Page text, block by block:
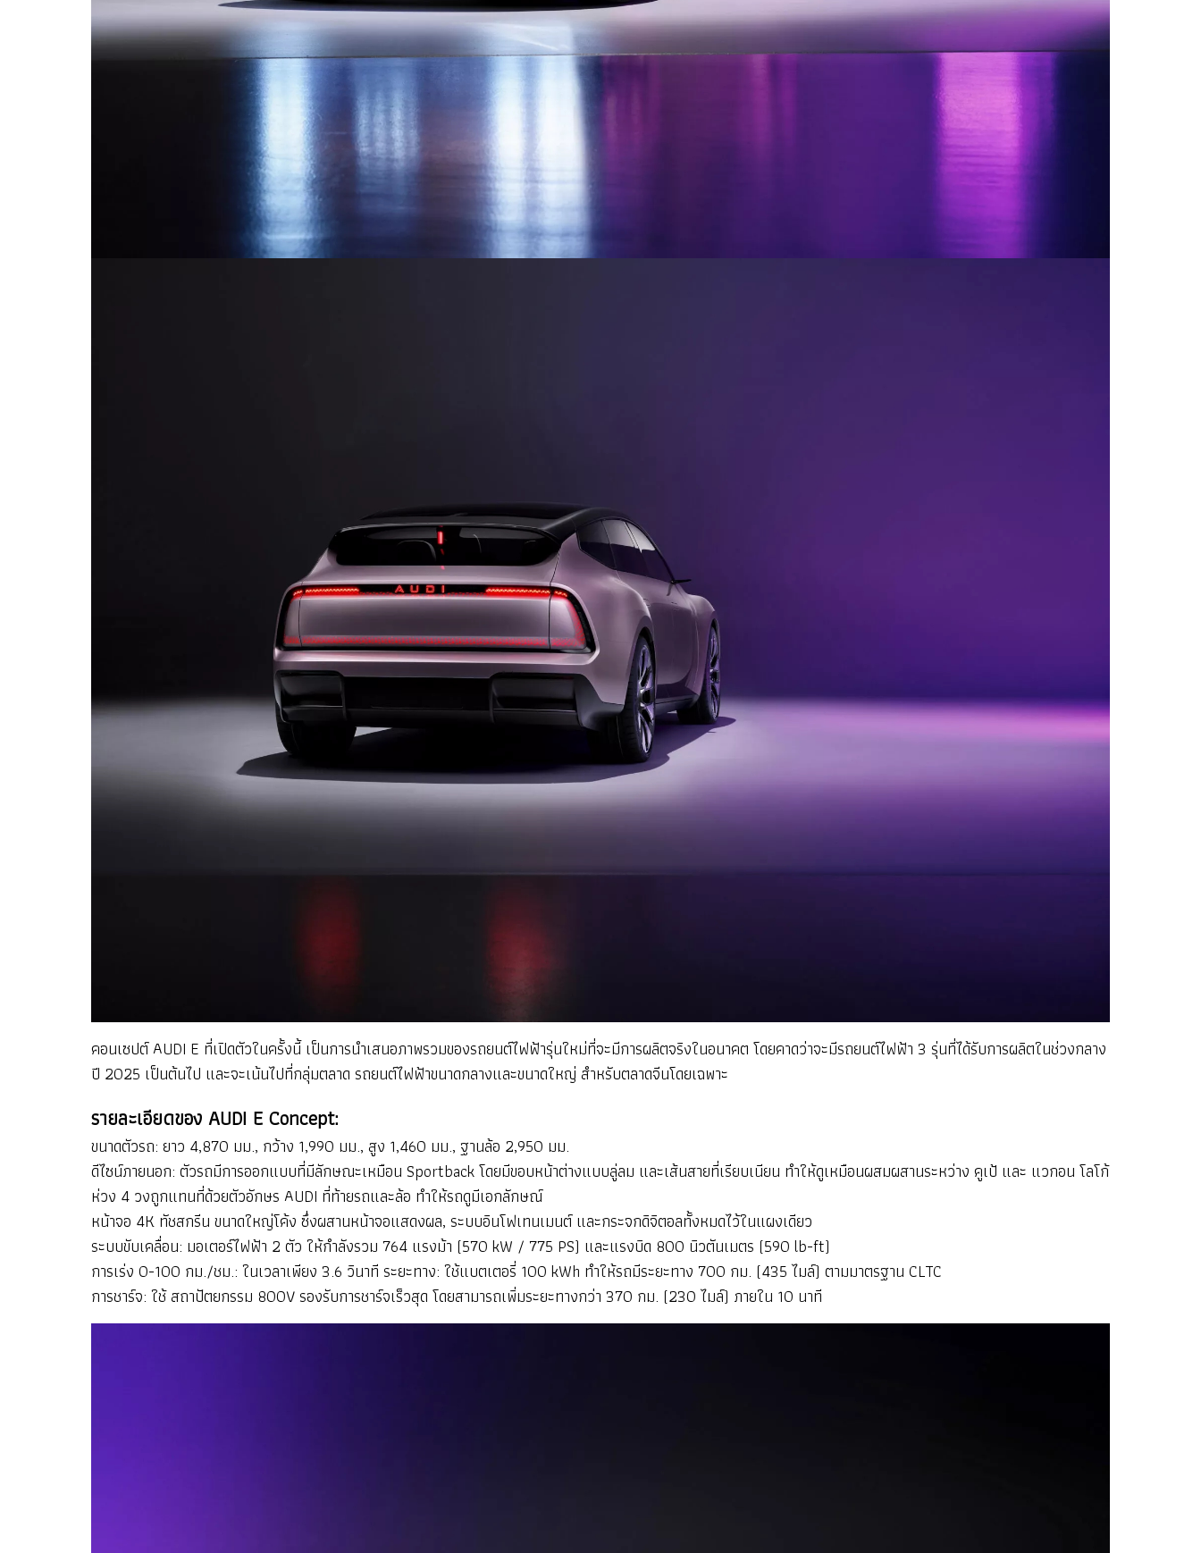
คอนเซปต์ AUDI E ที่เปิดตัวในครั้งนี้ เป็นการนำเสนอภาพรวมของรถยนต์ไฟฟ้ารุ่นใหม่ที่จะมีการผลิตจริงในอนาคต โดยคาดว่าจะมีรถยนต์ไฟฟ้า 3 รุ่นที่ได้รับการผลิตในช่วงกลาง
ปี 2025 เป็นต้นไป และจะเน้นไปที่กลุ่มตลาด รถยนต์ไฟฟ้าขนาดกลางและขนาดใหญ่ สำหรับตลาดจีนโดยเฉพาะ
รายละเอียดของ AUDI E Concept:
ขนาดตัวรถ: ยาว 4,870 มม., กว้าง 1,990 มม., สูง 1,460 มม., ฐานล้อ 2,950 มม.
ดีไซน์ภายนอก: ตัวรถมีการออกแบบที่มีลักษณะเหมือน Sportback โดยมีขอบหน้าต่างแบบลู่ลม และเส้นสายที่เรียบเนียน ทำให้ดูเหมือนผสมผสานระหว่าง คูเป้ และ แวกอน โลโก้
ห่วง 4 วงถูกแทนที่ด้วยตัวอักษร AUDI ที่ท้ายรถและล้อ ทำให้รถดูมีเอกลักษณ์
หน้าจอ 4K ทัชสกรีน ขนาดใหญ่โค้ง ซึ่งผสานหน้าจอแสดงผล, ระบบอินโฟเทนเมนต์ และกระจกดิจิตอลทั้งหมดไว้ในแผงเดียว
ระบบขับเคลื่อน: มอเตอร์ไฟฟ้า 2 ตัว ให้กำลังรวม 764 แรงม้า (570 kW / 775 PS) และแรงบิด 800 นิวตันเมตร (590 lb-ft)
การเร่ง 0-100 กม./ชม.: ในเวลาเพียง 3.6 วินาที ระยะทาง: ใช้แบตเตอรี่ 100 kWh ทำให้รถมีระยะทาง 700 กม. (435 ไมล์) ตามมาตรฐาน CLTC
การชาร์จ: ใช้ สถาปัตยกรรม 800V รองรับการชาร์จเร็วสุด โดยสามารถเพิ่มระยะทางกว่า 370 กม. (230 ไมล์) ภายใน 10 นาที